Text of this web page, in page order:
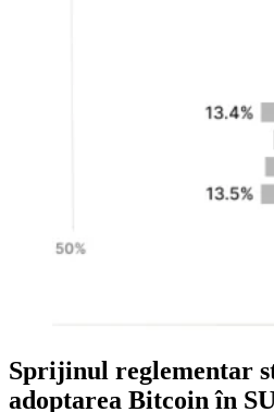
Sprijinul reglementar
adoptarea Bitcoin în